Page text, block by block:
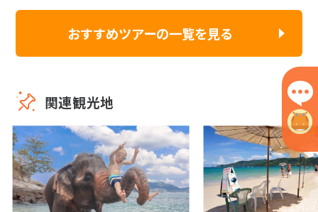
おすすめツアーの一覧を見る
関連観光地